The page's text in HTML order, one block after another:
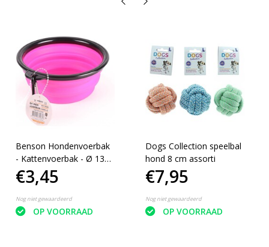
Benson Hondenvoerbak
- Kattenvoerbak - Ø 13
cm - Opvouwbaar - Roze
€3,45
Nog niet gewaardeerd
OP VOORRAAD
Dogs Collection speelbal
hond 8 cm assorti
€7,95
Nog niet gewaardeerd
OP VOORRAAD